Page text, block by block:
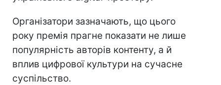
Організатори зазначають, що цього
року премія прагне показати не лише
популярність авторів контенту, а й
вплив цифрової культури на сучасне
суспільство.